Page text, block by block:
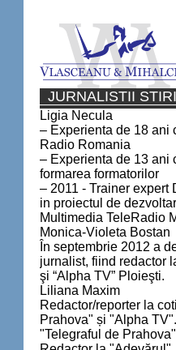
JURNALISTII
Ligia Necula
– Experienta de 18 ani
Radio Romania
– Experienta de 13 ani
formarea formatorilor
– 2011 - Trainer expert
in proiectul de
Multimedia TeleRadio
Monica-Violeta Bostan
În septembrie 2012 a
jurnalist, fiind redactor
şi “Alpha TV” Ploieşti.
Liliana Maxim
Redactor/reporter la
Prahova" și "Alpha
"Telegraful de